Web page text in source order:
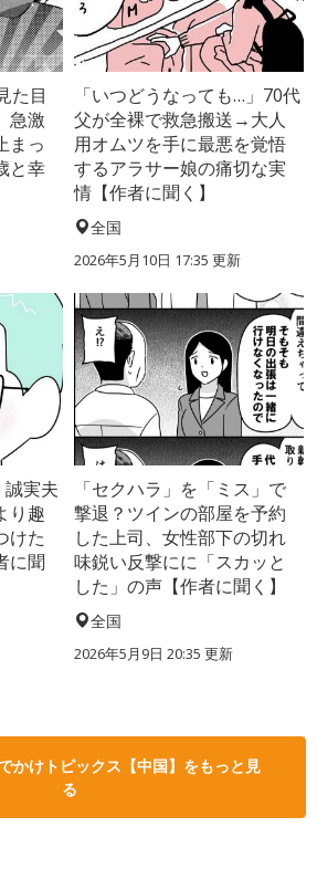
た目
急激
まっ
と幸
「いつどうなっても…」70代
父が全裸で救急搬送→大人
用オムツを手に最悪を覚悟
するアラサー娘の痛切な実
情【作者に聞く】
全国
2026年5月10日 17:35 更新
誠実夫
り趣
けた
に聞
「セクハラ」を「ミス」で
撃退？ツインの部屋を予約
した上司、女性部下の切れ
味鋭い反撃にに「スカッと
した」の声【作者に聞く】
全国
2026年5月9日 20:35 更新
かけトピックス【中国】をもっと見
る